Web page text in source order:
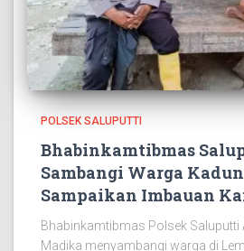
POLSEK SALUPUTTI
Bhabinkamtibmas
Sambangi Warga
Sampaikan Imbauan
Bhabinkamtibmas Polsek Saluputti
Madika menyambangi warga di